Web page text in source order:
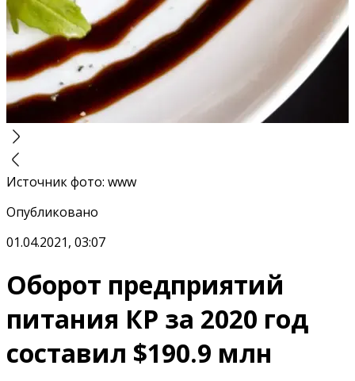
Источник фото: www
Опубликовано
01.04.2021, 03:07
Оборот предприятий
питания КР за 2020 год
составил $190.9 млн